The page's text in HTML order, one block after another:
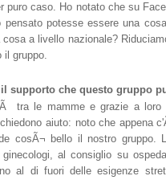
puro caso. Ho notato che su
potesse essere una
a livello nazionale?
il gruppo.
supporto che questo gruppo
tra le mamme e grazie a loro
aiuto: noto che appena
cosÃ¬ bello il nostro gruppo.
al consiglio su
al di fuori delle esigenze